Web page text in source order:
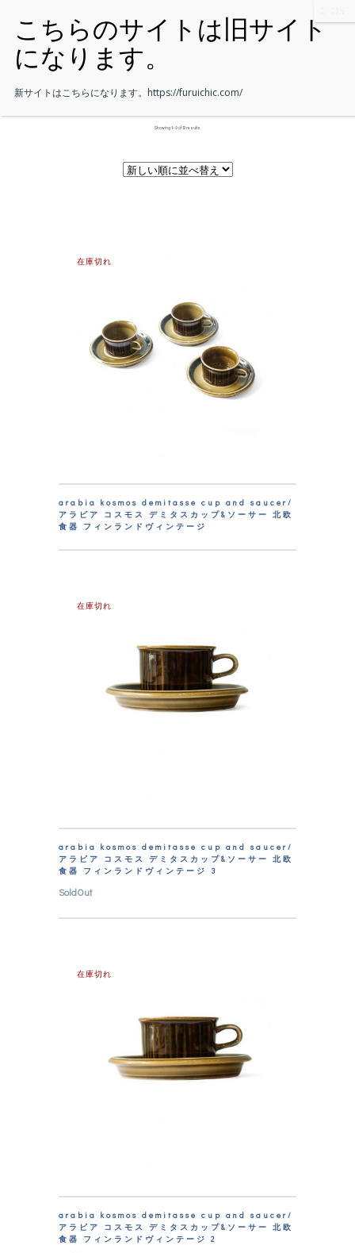
Showing 1–9 of 12 results
在庫切れ
arabia kosmos demitasse cup and saucer/
アラビア コスモス デミタスカップ&ソーサー 北欧
食器 フィンランドヴィンテージ
在庫切れ
arabia kosmos demitasse cup and saucer/
アラビア コスモス デミタスカップ&ソーサー 北欧
食器 フィンランドヴィンテージ 3
SoldOut
在庫切れ
arabia kosmos demitasse cup and saucer/
アラビア コスモス デミタスカップ&ソーサー 北欧
食器 フィンランドヴィンテージ 2
新サイトはこちらになります。 https://furuichic.com/